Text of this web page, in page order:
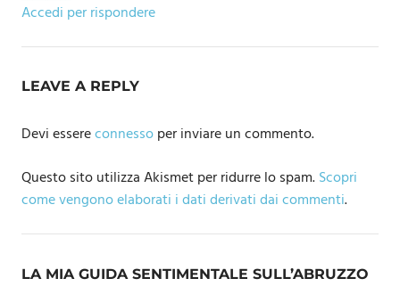
Accedi per rispondere
LEAVE A REPLY
Devi essereconnessoper inviare un commento.
Questo sito utilizza Akismet per ridurre lo spam.Scopri
come vengono elaborati i dati derivati dai commenti.
LA MIA GUIDA SENTIMENTALE SULL’ABRUZZO